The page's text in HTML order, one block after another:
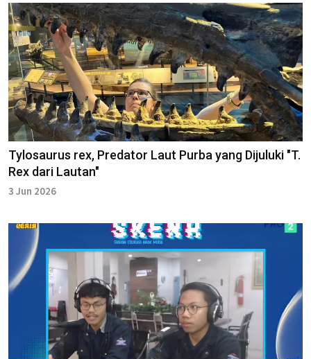
Tylosaurus rex, Predator Laut Purba yang Dijuluki "T.
Rex dari Lautan"
3 Jun 2026